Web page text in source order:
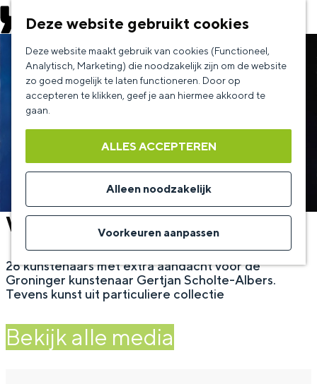
Deze website gebruikt cookies
Deze website maakt gebruik van cookies (Functioneel,
Analytisch, Marketing) die noodzakelijk zijn om de website
zo goed mogelijk te laten functioneren. Door op
accepteren te klikken, geef je aan hiermee akkoord te
gaan.
ALLES ACCEPTEREN
Alleen noodzakelijk
Voorkeuren aanpassen
m
Waar kunst raakt
28 kunstenaars met extra aandacht voor de
Groninger kunstenaar Gertjan Scholte-Albers.
Tevens kunst uit particuliere collectie
Bekijk alle media